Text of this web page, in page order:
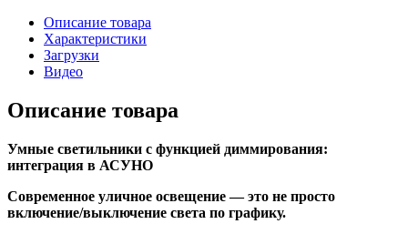
Описание товара
Характеристики
Загрузки
Видео
Описание товара
Умные светильники с функцией диммирования:
интеграция в АСУНО
Современное уличное освещение — это не просто
включение/выключение света по графику.